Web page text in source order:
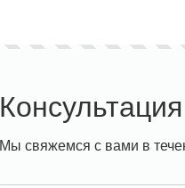
Мы свяжемся с вами в